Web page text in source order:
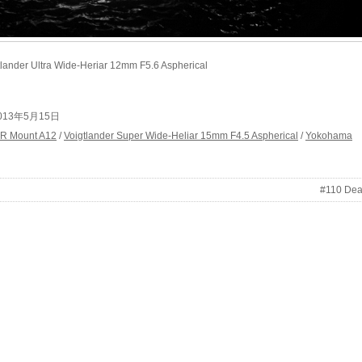
Ultra Wide-Heriar 12mm F5.6 Aspherical
年5月15日
Mount A12 /Voigtlander Super Wide-Heliar 15mm F4.5 Aspherical /Yokohama
#110